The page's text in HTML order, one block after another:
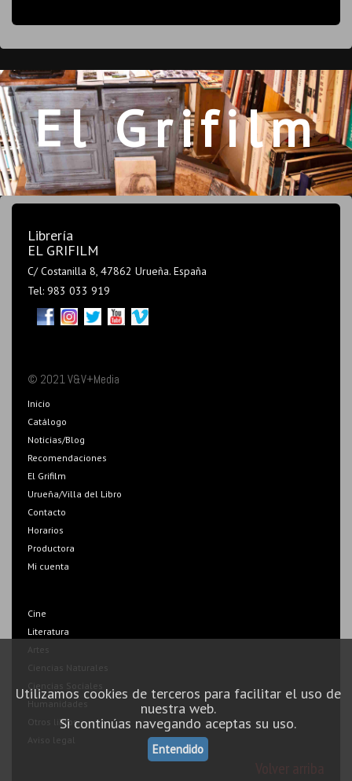
Utilizamos cookies de terceros para facilitar el uso de
nuestra web.
Si continúas navegando aceptas su uso.
Entendido
El Grifilm
Librería
EL GRIFILM
C/ Costanilla 8, 47862 Urueña. España
Tel: 983 033 919
© 2021 V&V+Media
Inicio
Catálogo
Noticias/Blog
Recomendaciones
El Grifilm
Urueña/Villa del Libro
Contacto
Horarios
Productora
Mi cuenta
Cine
Literatura
Artes
Ciencias Naturales
Ciencias Sociales
Humanidades
Otros libros
Aviso legal
Volver arriba